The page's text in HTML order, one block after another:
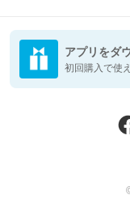
アプリをダ
初回購入で使